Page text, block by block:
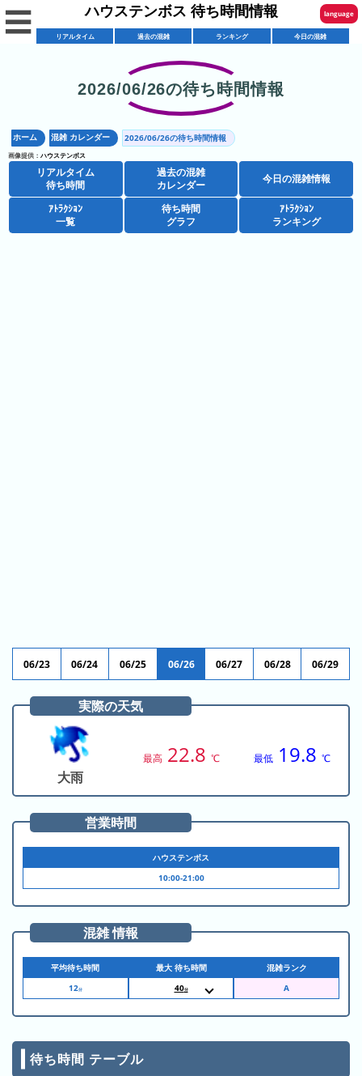
ア
ル
タ
混
雑
キ
ン
グ
キ
ン
グ
昨
日
ン
キ
ン
グ
ラ
ン
キ
ン
先
English
ภาษาไทย
日本語
☰ ハウステンボス 待ち時間情報 language
リアルタイム 過去の混雑 ランキング 今日の混雑
2026/06/26の待ち時間情報
ホーム 混雑 カレンダー 2026/06/26の待ち時間情報
画像提供： ハウステンボス
リアルタイム
待ち時間
過去の混雑
カレンダー
今日の混雑情報
ｱﾄﾗｸｼｮﾝ
一覧
待ち時間
グラフ
ｱﾄﾗｸｼｮﾝ
ランキング
06/23 06/24 06/25 06/26 06/27 06/28 06/29
実際の天気
大雨
最高 22.8 ℃ 最低 19.8 ℃
営業時間
ハウステンボス
10:00-21:00
混雑 情報
平均待ち時間
12分
最大 待ち時間
40分
18:10アスレチックファ
ンタジア［YOKERO］
混雑ランク
待ち時間 テーブル